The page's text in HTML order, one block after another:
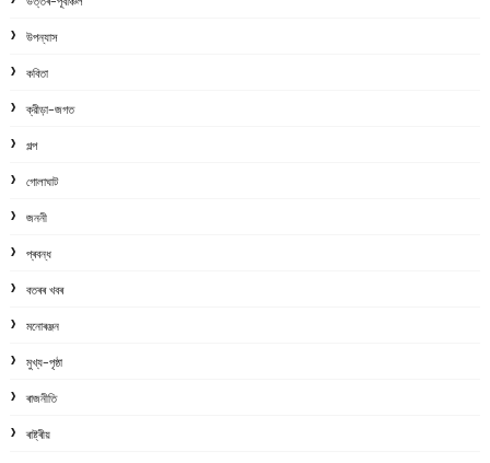
উপন্যাস
কবিতা
ক্রীড়া-জগত
গল্প
গোলাঘাট
জননী
প্ৰবন্ধ
বতৰৰ খবৰ
মনোৰঞ্জন
মুখ্য-পৃষ্ঠা
ৰাজনীতি
ৰাষ্ট্ৰীয়